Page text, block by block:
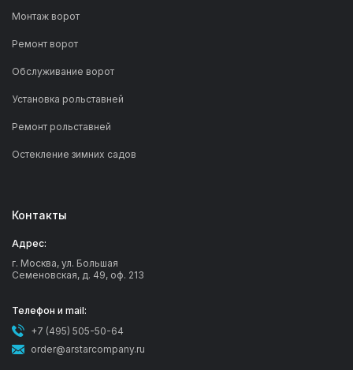
Монтаж ворот
Ремонт ворот
Обслуживание ворот
Установка рольставней
Ремонт рольставней
Остекление зимних садов
Контакты
Адрес:
г. Москва, ул. Большая
Семеновская, д. 49, оф. 213
Телефон и mail:
+7 (495) 505-50-64
order@arstarcompany.ru